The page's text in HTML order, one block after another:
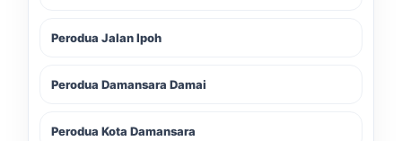
Perodua Jalan Ipoh
Perodua Damansara Damai
Perodua Kota Damansara